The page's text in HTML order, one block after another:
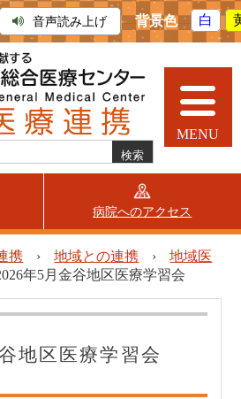
音声読み上げ 背景色 白
MENU
病院へのアクセス
外来受診
入院・面会
地域医療連携 採用情報
療機関の方へ
携 › 地域との連携 ›
地域医
年5月金谷地区医療学習会
地区医療学習会